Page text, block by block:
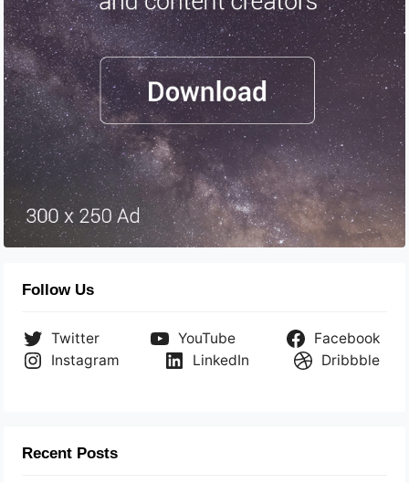
Follow Us
Twitter YouTube
Facebook
Instagram
LinkedIn Dribbble
Recent Posts